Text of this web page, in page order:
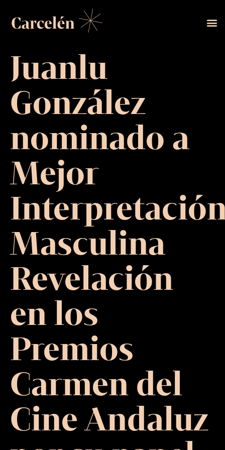
Juanlu
González
nominado a
Mejor
Masculina
Revelación
en los
Premios
Carmen del
Cine Andaluz